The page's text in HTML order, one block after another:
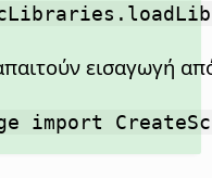
εισαγωγή
import